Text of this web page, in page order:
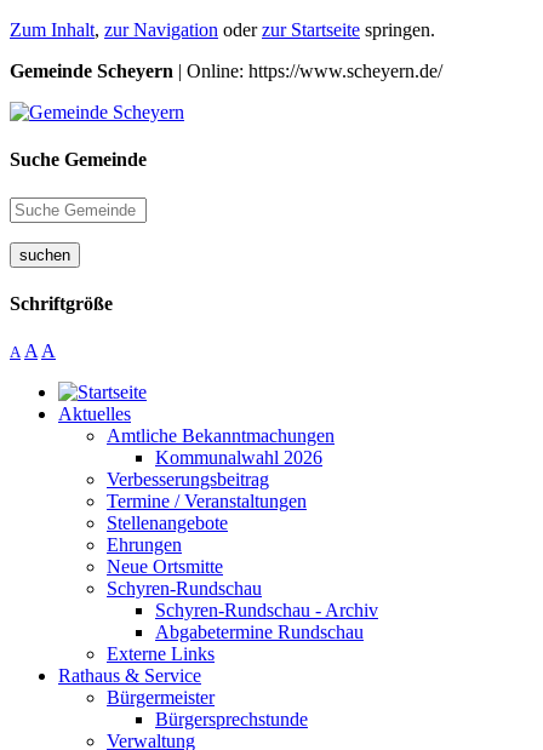
Zum Inhalt, zur Navigation oderzur Startseite springen.
Gemeinde Scheyern | Online: https://www.scheyern.de/
Suche Gemeinde
suchen
Schriftgröße
A A A
Aktuelles
Amtliche Bekanntmachungen
Kommunalwahl 2026
Verbesserungsbeitrag
Termine / Veranstaltungen
Stellenangebote
Ehrungen
Neue Ortsmitte
Schyren-Rundschau
Schyren-Rundschau - Archiv
Abgabetermine Rundschau
Externe Links
Rathaus & Service
Bürgermeister
Bürgersprechstunde
Verwaltung